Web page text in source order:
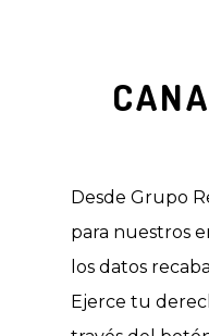
Desde Grupo
para nuestros
los datos
Ejerce tu